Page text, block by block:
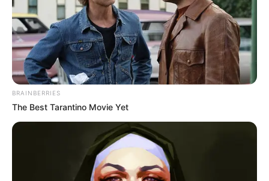
BRAINBERRIES
The Best Tarantino Movie Yet